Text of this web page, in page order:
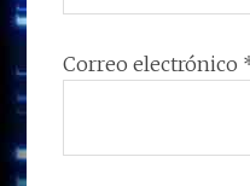
Correo electrónico